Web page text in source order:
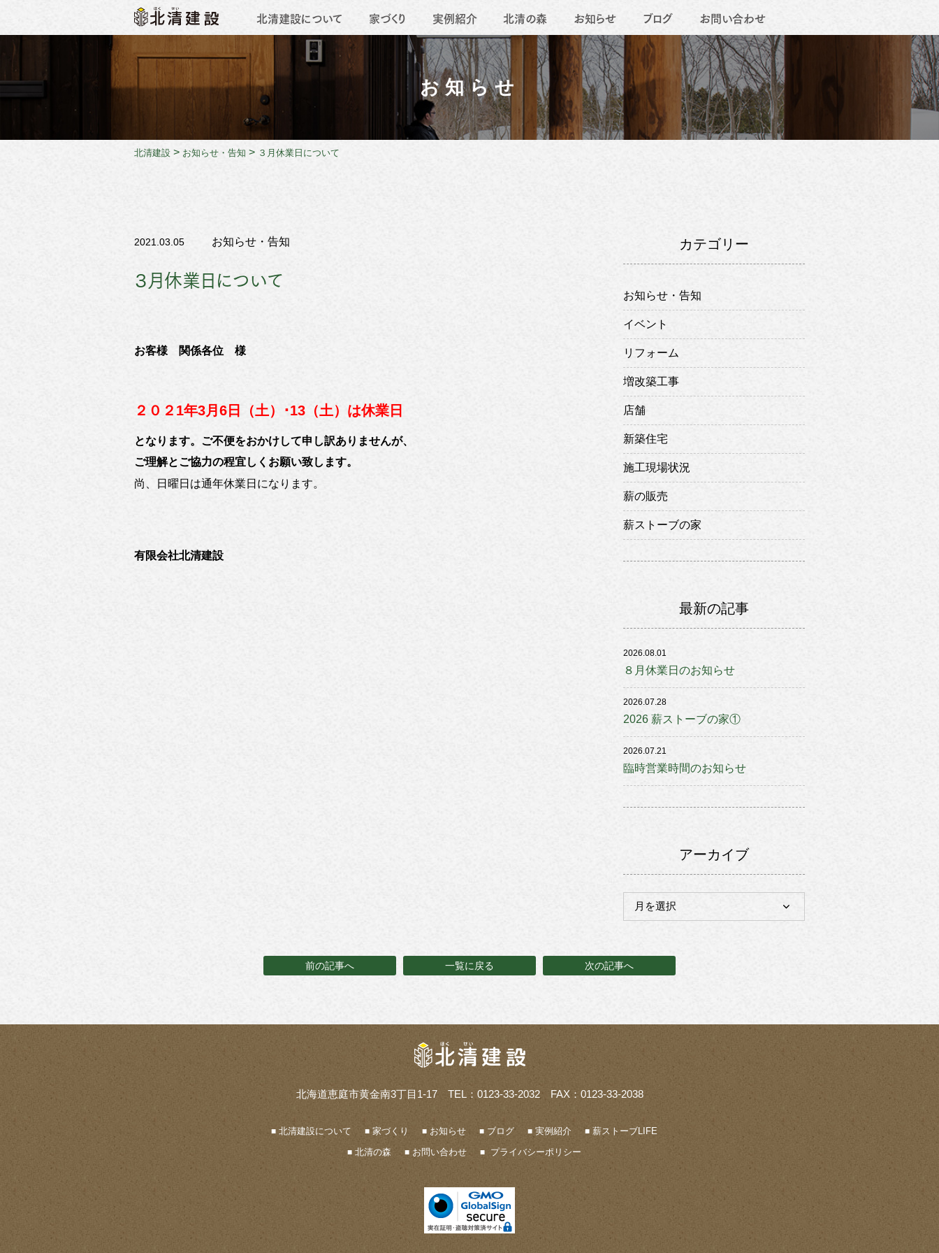
北清建設について
会社概要 職人たち
家づくり 実例紹介
薪ストーブ 移住 リフォーム
北清の森 お知らせ ブログ お問い合わせ
お知らせ
北清建設 > お知らせ・告知 > ３月休業日について
2021.03.05 お知らせ・告知
３月休業日について
お客様 関係各位 様
２０２1年3月6日（土）･13（土）は休業日
となります。ご不便をおかけして申し訳ありませんが、
ご理解とご協力の程宜しくお願い致します。
尚、日曜日は通年休業日になります。
有限会社北清建設
カテゴリー
お知らせ・告知
イベント
リフォーム
増改築工事
店舗
新築住宅
施工現場状況
薪の販売
薪ストーブの家
最新の記事
2026.08.01
８月休業日のお知らせ
2026.07.28
2026 薪ストーブの家①
2026.07.21
臨時営業時間のお知らせ
アーカイブ
前の記事へ 一覧に戻る 次の記事へ
北海道恵庭市黄金南3丁目1-17 TEL：0123-33-2032 FAX：0123-33-2038
北清建設について 家づくり お知らせ ブログ 実例紹介
薪ストーブLIFE
北清の森
お問い合わせ プライバシーポリシー